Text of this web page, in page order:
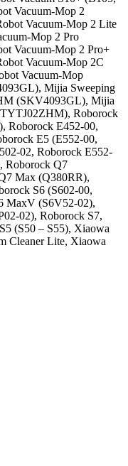
Vacuum-Mop 2
Vacuum-Mop 2 Lite
Mop 2 Pro
Vacuum-Mop 2 Pro+
Vacuum-Mop 2C
Vacuum-Mop
Mijia Sweeping
(SKV4093GL), Mijia
Roborock
Roborock E452-00,
E5 (E552-00,
02, Roborock E552-
Roborock Q7
Max (Q380RR),
S6 (S602-00,
MaxV (S6V52-02),
02), Roborock S7,
(S50 – S55), Xiaowa
Cleaner Lite, Xiaowa